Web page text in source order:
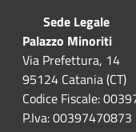
Sede Legale
Palazzo Minoriti
Via Prefettura, 14
95124 Catania (CT)
Codice Fiscale:
P.Iva: 00397470873